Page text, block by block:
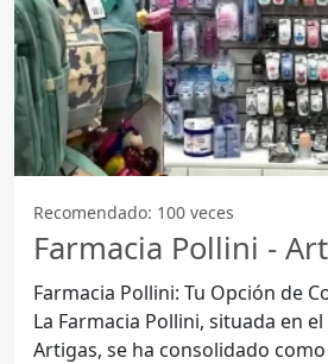
Recomendado: 100 veces
Farmacia Pollini -
Farmacia Pollini: Tu Opción de
La Farmacia Pollini, situada en
Artigas, se ha consolidado